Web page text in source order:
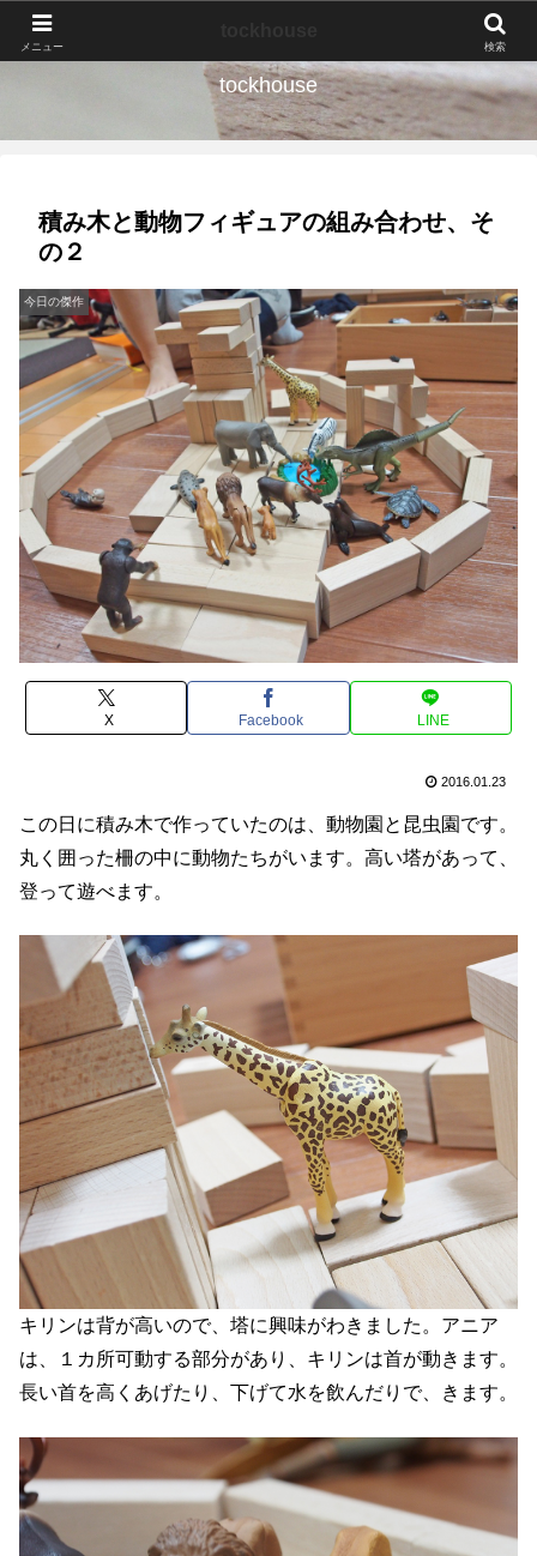
tockhouse
積み木と動物フィギュアの組み合わせ、そ
の２
今日の傑作
X Facebook LINE
2016.01.23
この日に積み木で作っていたのは、動物園と昆虫園です。
丸く囲った柵の中に動物たちがいます。高い塔があって、
登って遊べます。
キリンは背が高いので、塔に興味がわきました。アニア
は、１カ所可動する部分があり、キリンは首が動きます。
長い首を高くあげたり、下げて水を飲んだりで、きます。
メニュー 検索